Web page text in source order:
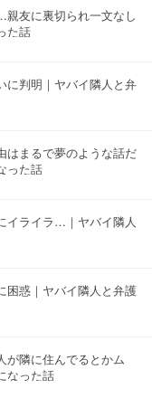
友に裏切られ一文なし
た話
に判明｜ヤバイ隣人と弁
はまるで夢のような話だ
った話
イライラ…｜ヤバイ隣人
困惑｜ヤバイ隣人と弁護
隣に住んでるとかム
なった話